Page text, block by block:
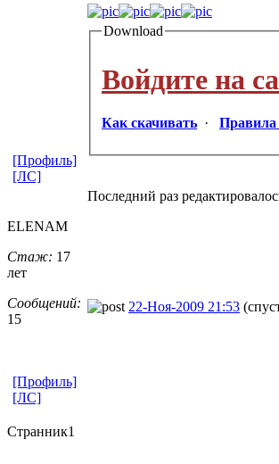
Download
Войдите на
Как скачивать · Правила
Последний раз
[Профиль]
[ЛС]
ELENAM
Стаж: 17
лет
Сообщений:
15
22-Ноя-2009 21:53
[Профиль]
[ЛС]
Странник1